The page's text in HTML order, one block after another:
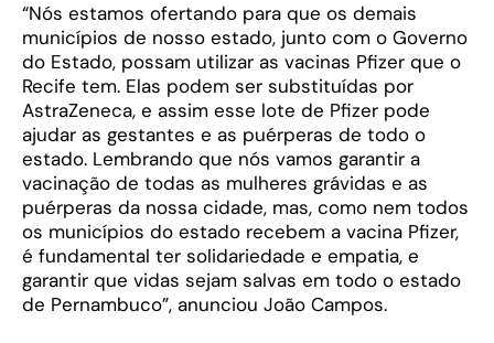
“Nós estamos ofertando para que os demais
municípios de nosso estado, junto com o Governo
do Estado, possam utilizar as vacinas Pfizer que o
Recife tem. Elas podem ser substituídas por
AstraZeneca, e assim esse lote de Pfizer pode
ajudar as gestantes e as puérperas de todo o
estado. Lembrando que nós vamos garantir a
vacinação de todas as mulheres grávidas e as
puérperas da nossa cidade, mas, como nem todos
os municípios do estado recebem a vacina Pfizer,
é fundamental ter solidariedade e empatia, e
garantir que vidas sejam salvas em todo o estado
de Pernambuco”, anunciou João Campos.